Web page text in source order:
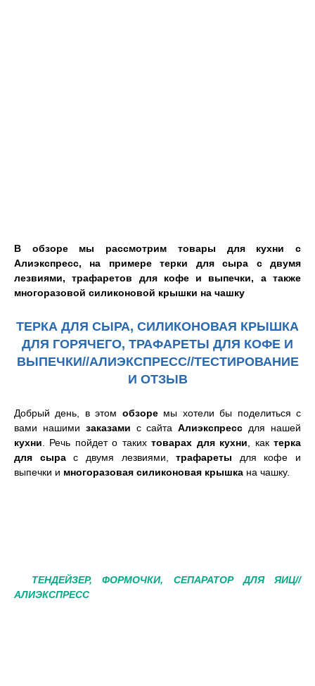
В обзоре мы рассмотрим товары для кухни с
Алиэкспресс, на примере терки для сыра с двумя
лезвиями, трафаретов для кофе и выпечки, а также
многоразовой силиконовой крышки на чашку
ТЕРКА ДЛЯ СЫРА, СИЛИКОНОВАЯ КРЫШКА
ДЛЯ ГОРЯЧЕГО, ТРАФАРЕТЫ ДЛЯ КОФЕ И
ВЫПЕЧКИ//АЛИЭКСПРЕСС//ТЕСТИРОВАНИЕ
И ОТЗЫВ
Добрый день, в этом обзоремы хотели бы поделиться с
вами нашими заказами с сайтаАлиэкспресс для нашей
кухни . Речь пойдет о такихтоварах для кухни , кактерка
для сырас двумя лезвиями,трафареты для кофе и
выпечки и многоразовая силиконовая крышка на чашку.
ТЕНДЕЙЗЕР, ФОРМОЧКИ, СЕПАРАТОР ДЛЯ ЯИЦ//
АЛИЭКСПРЕСС